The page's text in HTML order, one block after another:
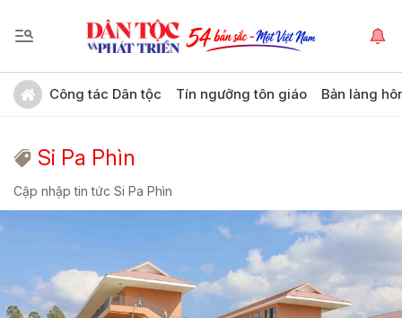
Công tác Dân tộc Tín ngưỡng tôn giáo Bản làng
Si Pa Phìn
Cập nhập tin tức Si Pa Phìn